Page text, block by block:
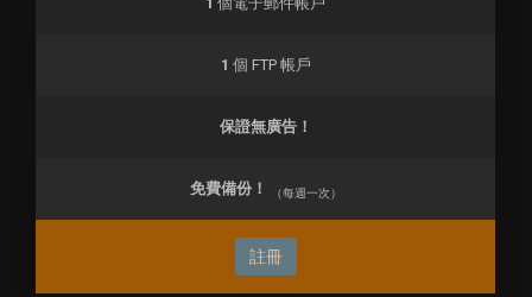
1 個 FTP 帳戶
保證無廣告！
免費備份！ （每週一次）
註冊